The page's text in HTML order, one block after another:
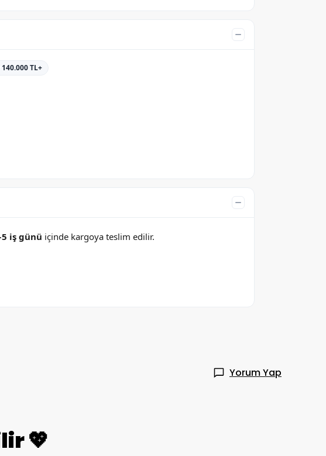
TL+
iş günü içinde kargoya teslim edilir.
Yorum Yap
💖